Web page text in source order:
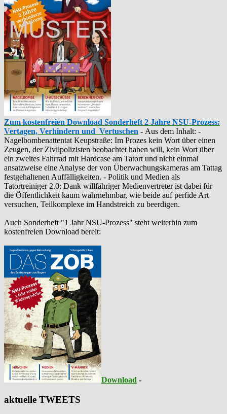
Zum kostenfreien Download Sonderheft 2 Jahre NSU-Prozess:
Vertagen, Verhindern und Vertuschen - Aus dem Inhalt: -
‪Nagelbombenattentat‬ ‎Keupstraße‬: Im Prozes kein Wort über einen
Zeugen, der Zivilpolizisten beobachtet haben will, kein Wort über
ein zweites Fahrrad mit Hardcase am Tatort und nicht einmal
ansatzweise eine Analyse der von Überwachungskameras am Tattag
festgehaltenen Auffälligkeiten. - Politik und Medien als
‪Tatortreiniger‬ 2.0: Dank willfähriger Medienvertreter ist dabei für
die Öffentlichkeit kaum wahrnehmbar, wie beide auf perfide Art
versuchen, Teilkomplexe im Handstreich zu beerdigen.
Auch Sonderheft "1 Jahr NSU-Prozess" steht weiterhin zum
kostenfreien Download bereit:
Download -
aktuelle TWEETS